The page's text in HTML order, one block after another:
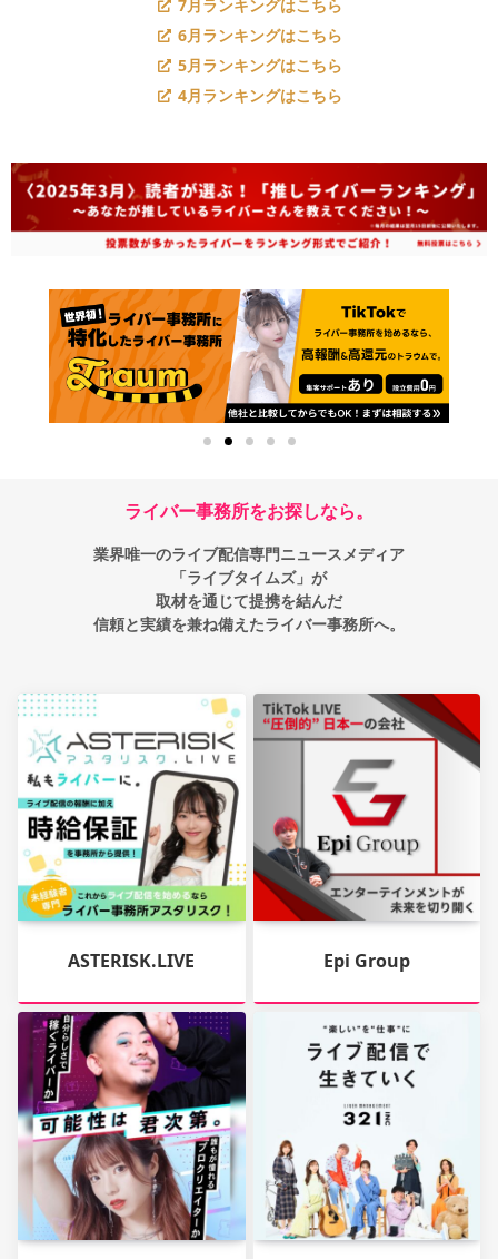
7月ランキングはこちら
6月ランキングはこちら
5月ランキングはこちら
4月ランキングはこちら
ライバー事務所をお探しなら。
業界唯一のライブ配信専門ニュースメディア
「ライブタイムズ」が
取材を通じて提携を結んだ
信頼と実績を兼ね備えたライバー事務所へ。
ASTERISK.LIVE Epi Group